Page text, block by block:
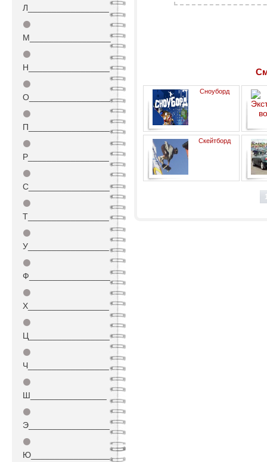
Л_________________
⚫
М_________________
⚫
Н_________________
⚫
О_________________
⚫
П_________________
⚫
Р_________________
⚫
С_________________
⚫
Т_________________
⚫
У_________________
⚫
Ф_________________
⚫
Х_________________
⚫
Ц_________________
⚫
Ч_________________
⚫
Ш________________
⚫
Э_________________
⚫
Ю_________________
Сноуборд
Скейтборд